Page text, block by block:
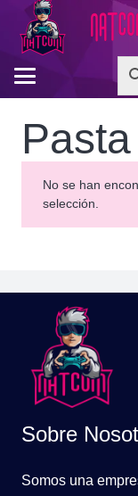
No se han
selección.
Sobre
Somos una